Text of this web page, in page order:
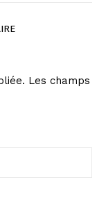
Les champs